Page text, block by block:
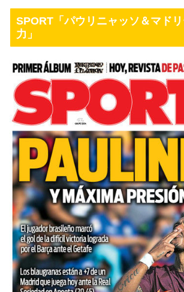
SPORT「パウリニャッソ＆マド
力」